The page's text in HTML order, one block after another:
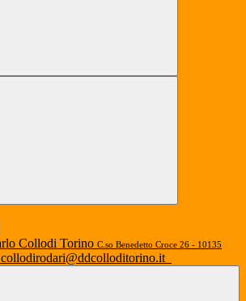
C.so Benedetto Croce 26 - 10135
collodirodari@ddcolloditorino.it